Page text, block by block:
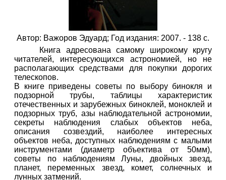
Автор: Важоров Эдуард; Год издания: 2007. - 138 с.
Книга адресована самому широкому кругу
читателей, интересующихся астрономией, но не
располагающих средствами для покупки дорогих
телескопов.
В книге приведены советы по выбору бинокля и
подзорной трубы, таблицы характеристик
отечественных и зарубежных биноклей, моноклей и
подзорных труб, азы наблюдательной астрономии,
секреты наблюдения слабых объектов неба,
описания созвездий, наиболее интересных
объектов неба, доступных наблюдениям с малыми
инструментами (диаметр объектива от 50мм),
советы по наблюдениям Луны, двойных звезд,
планет, переменных звезд, комет, солнечных и
лунных затмений.